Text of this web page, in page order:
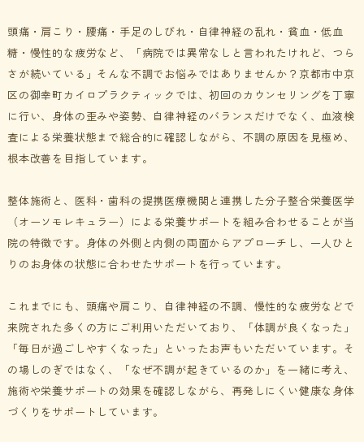
頭痛・肩こり・腰痛・手足のしびれ・自律神経の乱れ・貧血・低血
糖・慢性的な疲労など、
「病院では異常なしと言われたけれど、つら
さが続いている」 そんな不調でお悩みではありませんか？ 京都市中京
区の御幸町カイロプラクティックでは、初回のカウンセリングを丁寧
に行い、身体の歪みや姿勢、自律神経のバランスだけでなく、血液検
査による栄養状態まで総合的に確認しながら、不調の原因を見極め、
根本改善を目指しています。
整体施術と、医科・歯科の提携医療機関と連携した分子整合栄養医学
（オーソモレキュラー）による栄養サポートを組み合わせることが当
院の特徴です。身体の外側と内側の両面からアプローチし、一人ひと
りのお身体の状態に合わせたサポートを行っています。
これまでにも、頭痛や肩こり、自律神経の不調、慢性的な疲労などで
来院された多くの方にご利用いただいており、「体調が良くなった」
「毎日が過ごしやすくなった」といったお声もいただいています。 そ
の場しのぎではなく、「なぜ不調が起きているのか」を一緒に考え、
施術や栄養サポートの効果を確認しながら、再発しにくい健康な身体
づくりをサポートしています。